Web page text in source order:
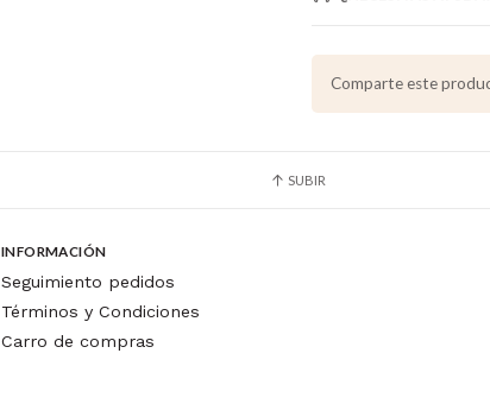
Comparte este
SUBIR
INFORMACIÓN
Seguimiento pedidos
Términos y Condiciones
Carro de compras